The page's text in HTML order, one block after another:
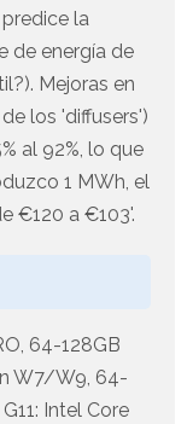
la
de energía de
Mejoras en
los 'diffusers')
al 92%, lo que
1 MWh, el
€120 a €103'.
64-128GB
W7/W9, 64-
Intel Core